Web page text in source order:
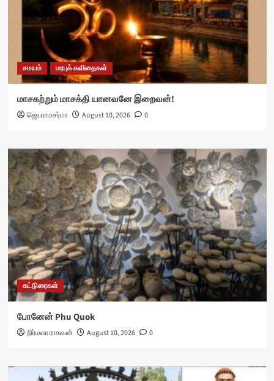
சமயம் மரபுக் கவிதைகள்
மாசகற்றும் மாசக்தி யானவனே இறைவன்!
ஜெயராமசர்மா August 10, 2026 0
கட்டுரைகள்
போனேன் Phu Quok
நிர்மலா ராகவன் August 10, 2026 0